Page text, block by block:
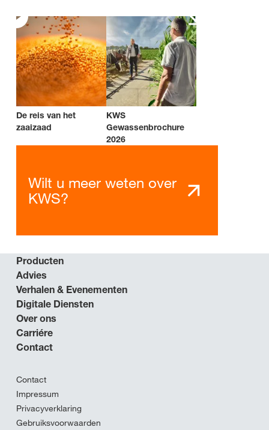
De reis van het
zaaizaad
KWS
Gewassenbrochure
2026
Wilt u meer weten over
KWS?
Producten
Advies
Verhalen & Evenementen
Digitale Diensten
Over ons
Carriére
Contact
Contact
Impressum
Privacyverklaring
Gebruiksvoorwaarden